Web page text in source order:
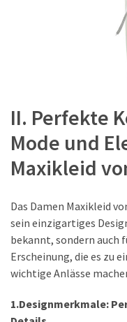
II. Perfekte
Mode und
Maxikleid
Das Damen Maxikleid
sein einzigartiges
bekannt, sondern auch
Erscheinung, die es zu
wichtige Anlässe
1.Designmerkmale: